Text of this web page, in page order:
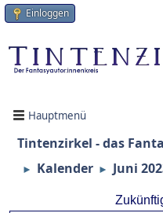
Einloggen
Hauptmenü
Tintenzirkel - das
► Kalender ► Juni